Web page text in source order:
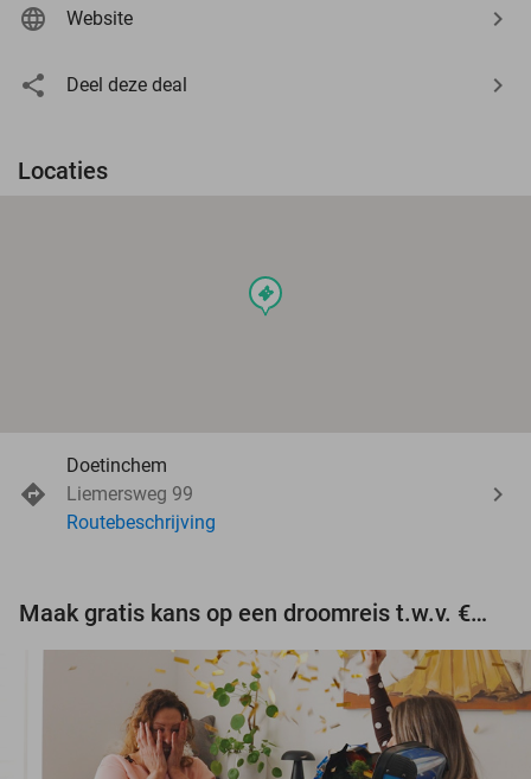
Website
Deel deze deal
Locaties
events
Doetinchem
Liemersweg 99
Routebeschrijving
Maak gratis kans op een droomreis t.w.v. €3.000!